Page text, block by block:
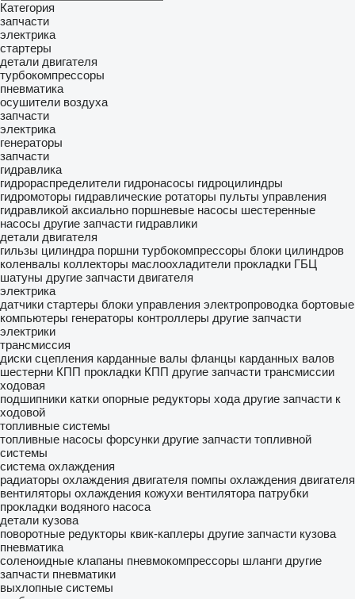
Категория
запчасти
электрика
стартеры
детали двигателя
турбокомпрессоры
пневматика
осушители воздуха
запчасти
электрика
генераторы
запчасти
гидравлика
гидрораспределители гидронасосы гидроцилиндры
гидромоторы гидравлические ротаторы пульты управления
гидравликой аксиально поршневые насосы шестеренные
насосы другие запчасти гидравлики
детали двигателя
гильзы цилиндра поршни турбокомпрессоры блоки цилиндров
коленвалы коллекторы маслоохладители прокладки ГБЦ
шатуны другие запчасти двигателя
электрика
датчики стартеры блоки управления электропроводка бортовые
компьютеры генераторы контроллеры другие запчасти
электрики
трансмиссия
диски сцепления карданные валы фланцы карданных валов
шестерни КПП прокладки КПП другие запчасти трансмиссии
ходовая
подшипники катки опорные редукторы хода другие запчасти к
ходовой
топливные системы
топливные насосы форсунки другие запчасти топливной
системы
система охлаждения
радиаторы охлаждения двигателя помпы охлаждения двигателя
вентиляторы охлаждения кожухи вентилятора патрубки
прокладки водяного насоса
детали кузова
поворотные редукторы квик-каплеры другие запчасти кузова
пневматика
соленоидные клапаны пневмокомпрессоры шланги другие
запчасти пневматики
выхлопные системы